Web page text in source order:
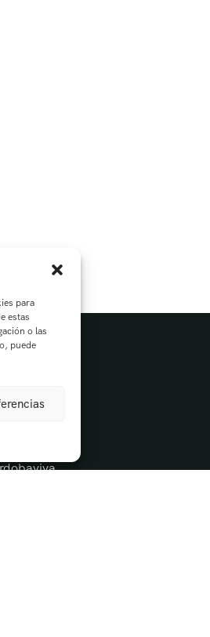
para
estas
o las
puede